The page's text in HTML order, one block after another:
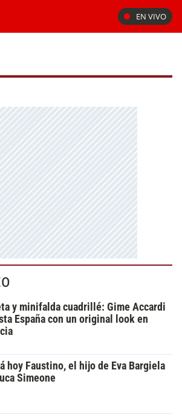
EN VIVO
y minifalda cuadrillé: Gime Accardi
España con un original look en
hoy Faustino, el hijo de Eva Bargiela
Simeone